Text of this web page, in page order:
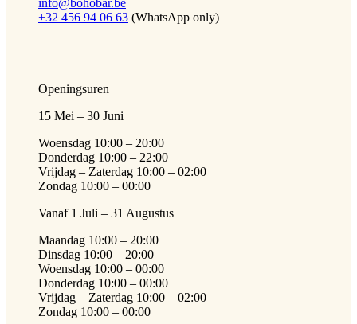
info@bohobar.be
+32 456 94 06 63 (WhatsApp only)
Openingsuren
15 Mei – 30 Juni
Woensdag 10:00 – 20:00
Donderdag 10:00 – 22:00
Vrijdag – Zaterdag 10:00 – 02:00
Zondag 10:00 – 00:00
Vanaf 1 Juli – 31 Augustus
Maandag 10:00 – 20:00
Dinsdag 10:00 – 20:00
Woensdag 10:00 – 00:00
Donderdag 10:00 – 00:00
Vrijdag – Zaterdag 10:00 – 02:00
Zondag 10:00 – 00:00